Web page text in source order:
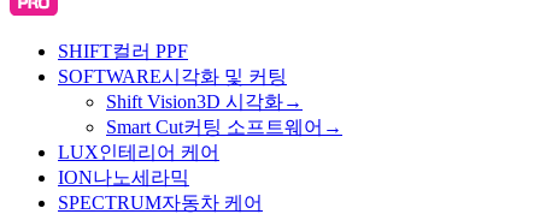
SHIFT컬러 PPF
SOFTWARE시각화 및 커팅
Shift Vision3D 시각화→
Smart Cut커팅 소프트웨어 →
LUX인테리어 케어
ION나노세라믹
SPECTRUM자동차 케어